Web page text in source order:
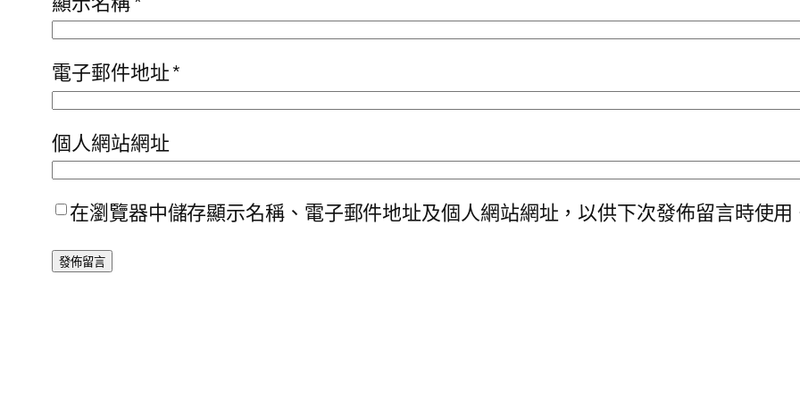
電子郵件地址*
個人網站網址
在瀏覽器中儲存顯示名稱、電子郵件地址及個人網站網址，以供下次發佈留言時使用